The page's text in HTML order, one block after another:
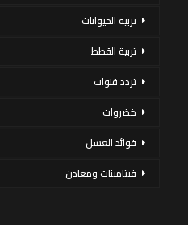
تربية الحيوانات
تربية القطط
تردد قنوات
خضروات
فوائد العسل
فيتامينات ومعادن